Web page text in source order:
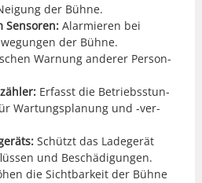
der Bühne.
Sen­soren:Alarmieren bei
der Bühne.
War­nung ander­er Per­so­n­
Erfasst die Betrieb­sstun­
Wartungs­pla­nung und ‑ver­
Schützt das Ladegerät
und Beschädi­gun­gen.
die Sicht­barkeit der Bühne